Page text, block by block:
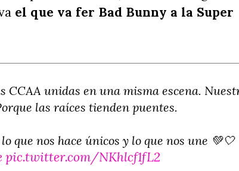
el que va fer Bad Bunny a la Super
CCAA unidas en una misma escena.
las raíces tienden puentes.
que nos hace únicos y lo que nos une 💚🤍
pic.twitter.com/NKhlcf1fL2